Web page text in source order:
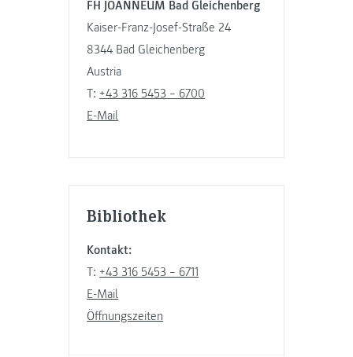
FH JOANNEUM Bad Gleichenberg
Kaiser-Franz-Josef-Straße 24
8344 Bad Gleichenberg
Austria
T: +43 316 5453 – 6700
E-Mail
Bibliothek
Kontakt:
T: +43 316 5453 – 6711
E-Mail
Öffnungszeiten